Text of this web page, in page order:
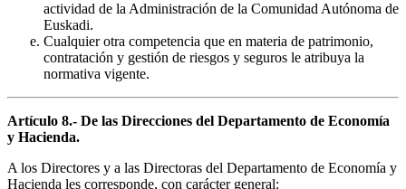
actividad de la Administración de la Comunidad Autónoma de
Euskadi.
Cualquier otra competencia que en materia de patrimonio,
contratación y gestión de riesgos y seguros le atribuya la
normativa vigente.
Artículo 8.- De las Direcciones del Departamento de Economía
y Hacienda.
A los Directores y a las Directoras del Departamento de Economía y
Hacienda les corresponde, con carácter general: